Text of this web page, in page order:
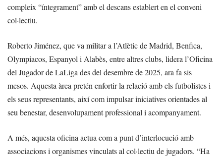
compleix “íntegrament” amb el descans establert en el conveni
col·lectiu.
Roberto Jiménez, que va militar a l’Atlètic de Madrid, Benfica,
Olympiacos, Espanyol i Alabès, entre altres clubs, lidera l’Oficina
del Jugador de LaLiga des del desembre de 2025, ara fa sis
mesos. Aquesta àrea pretén enfortir la relació amb els futbolistes i
els seus representants, així com impulsar iniciatives orientades al
seu benestar, desenvolupament professional i acompanyament.
A més, aquesta oficina actua com a punt d’interlocució amb
associacions i organismes vinculats al col·lectiu de jugadors. “Ha